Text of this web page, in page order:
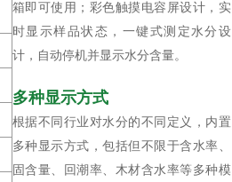
箱即可使用；彩色触摸电容屏设计，实
时显示样品状态，一键式测定水分设
计，自动停机并显示水分含量。
多种显示方式
根据不同行业对水分的不同定义，内置
多种显示方式，包括但不限于含水率、
固含量、回潮率、木材含水率等多种模